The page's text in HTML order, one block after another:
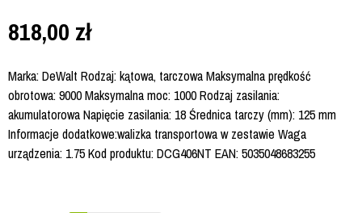
818,00 zł
Marka: DeWalt Rodzaj: kątowa, tarczowa Maksymalna prędkość
obrotowa: 9000 Maksymalna moc: 1000 Rodzaj zasilania:
akumulatorowa Napięcie zasilania: 18 Średnica tarczy (mm): 125 mm
Informacje dodatkowe:walizka transportowa w zestawie Waga
urządzenia: 1.75 Kod produktu: DCG406NT EAN: 5035048683255